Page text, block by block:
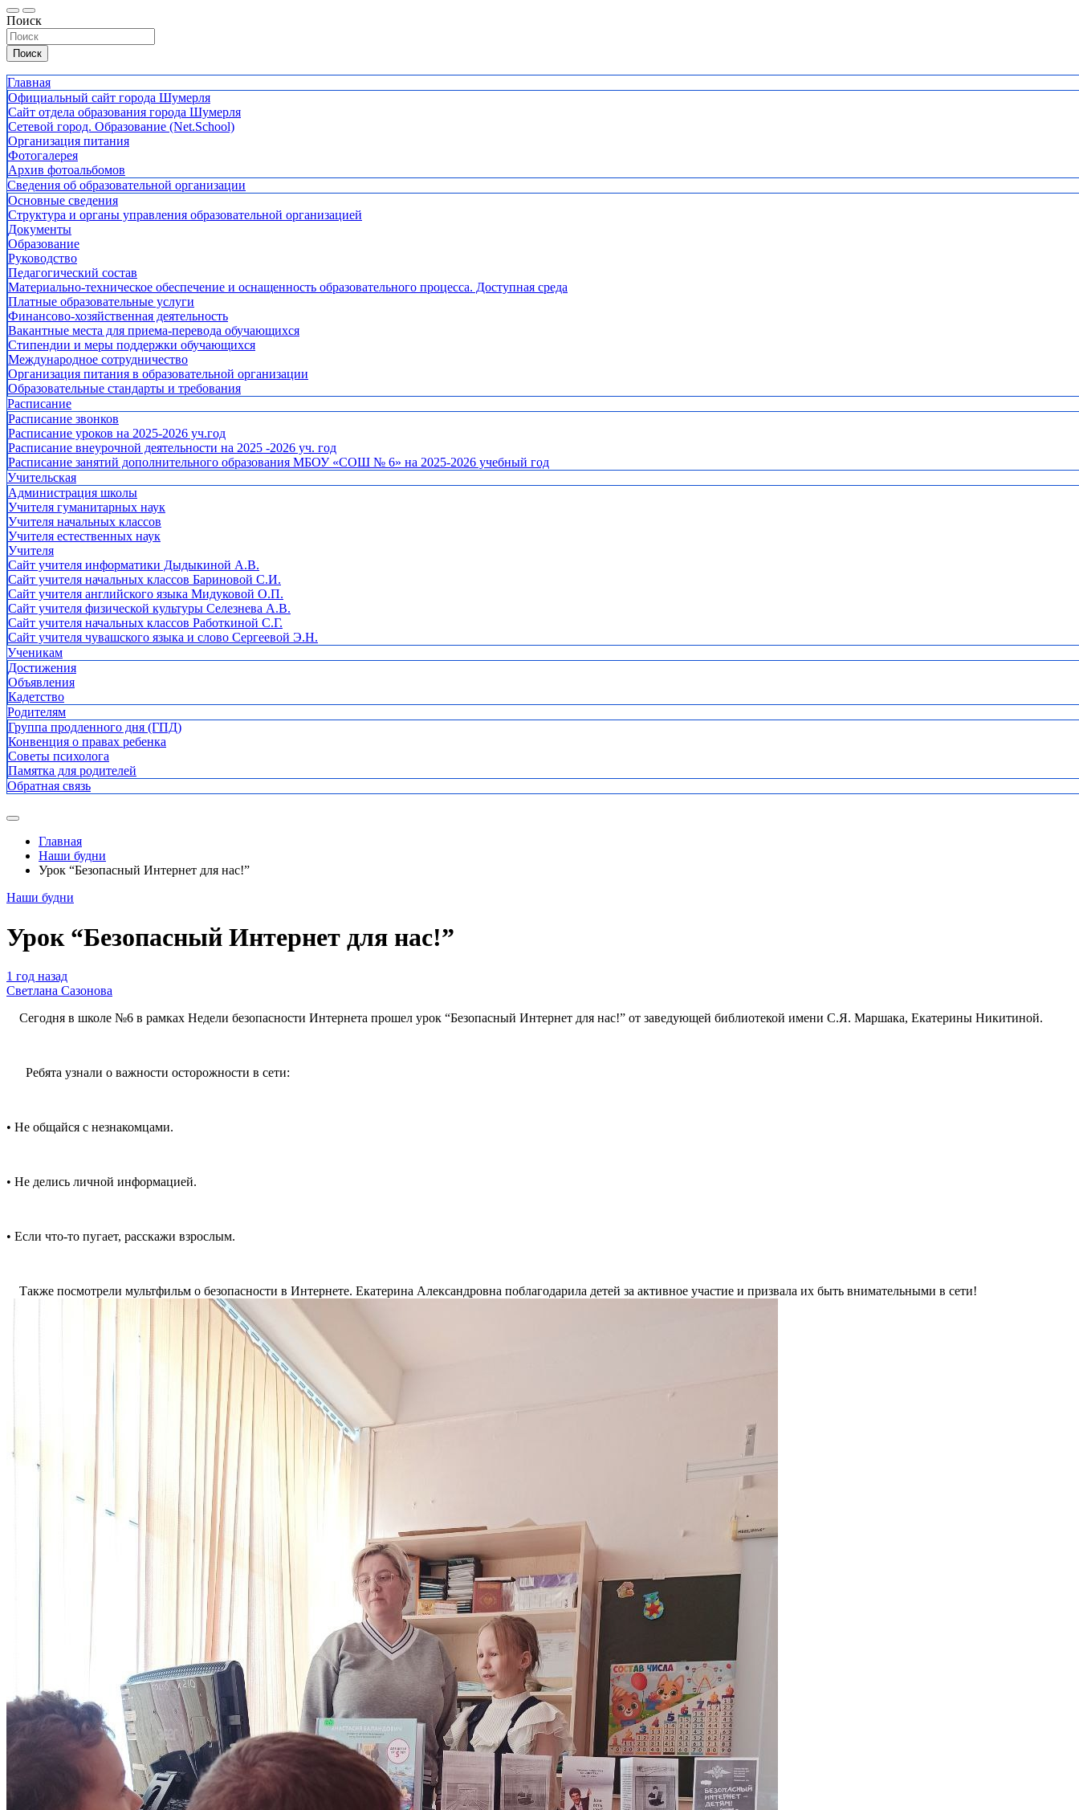
Поиск
Поиск
Главная
Официальный сайт города Шумерля
Сайт отдела образования города Шумерля
Сетевой город. Образование (Net.School)
Организация питания
Фотогалерея
Архив фотоальбомов
Сведения об образовательной организации
Основные сведения
Структура и органы управления образовательной организацией
Документы
Образование
Руководство
Педагогический состав
Материально-техническое обеспечение и оснащенность образовательного процесса. Доступная среда
Платные образовательные услуги
Финансово-хозяйственная деятельность
Вакантные места для приема-перевода обучающихся
Стипендии и меры поддержки обучающихся
Международное сотрудничество
Организация питания в образовательной организации
Образовательные стандарты и требования
Расписание
Расписание звонков
Расписание уроков на 2025-2026 уч.год
Расписание внеурочной деятельности на 2025 -2026 уч. год
Расписание занятий дополнительного образования МБОУ «СОШ № 6» на 2025-2026 учебный год
Учительская
Администрация школы
Учителя гуманитарных наук
Учителя начальных классов
Учителя естественных наук
Учителя
Cайт учителя информатики Дыдыкиной А.В.
Сайт учителя начальных классов Бариновой С.И.
Сайт учителя английского языка Мидуковой О.П.
Сайт учителя физической культуры Селезнева А.В.
Сайт учителя начальных классов Работкиной С.Г.
Сайт учителя чувашского языка и слово Сергеевой Э.Н.
Ученикам
Достижения
Объявления
Кадетство
Родителям
Группа продленного дня (ГПД)
Конвенция о правах ребенка
Советы психолога
Памятка для родителей
Обратная связь
Главная
Наши будни
Урок “Безопасный Интернет для нас!”
Наши будни
Урок “Безопасный Интернет для нас!”
1 год назад
Светлана Сазонова
Сегодня в школе №6 в рамках Недели безопасности Интернета прошел урок “Безопасный Интернет для нас!” от заведующей библиотекой имени С.Я. Маршака, Екатерины Никитиной.
Ребята узнали о важности осторожности в сети:
• Не общайся с незнакомцами.
• Не делись личной информацией.
• Если что-то пугает, расскажи взрослым.
Также посмотрели мультфильм о безопасности в Интернете. Екатерина Александровна поблагодарила детей за активное участие и призвала их быть внимательными в сети!